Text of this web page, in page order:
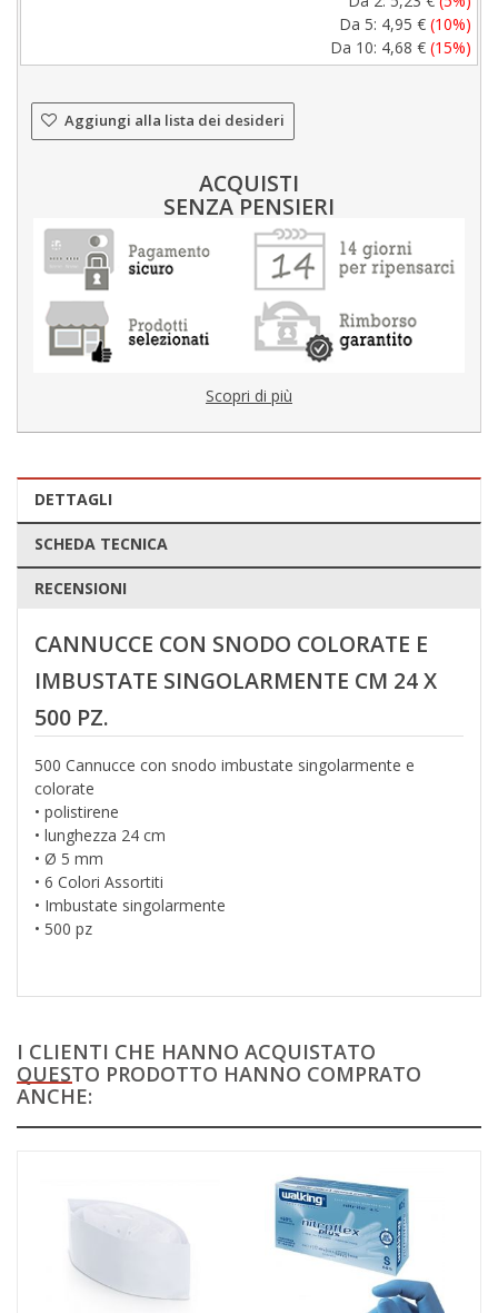
Da 5: 4,95 € (10%)
Da 10: 4,68 € (15%)
Aggiungi alla lista dei desideri
ACQUISTI
SENZA PENSIERI
Scopri di più
DETTAGLI
SCHEDA TECNICA
RECENSIONI
CANNUCCE CON SNODO COLORATE E
IMBUSTATE SINGOLARMENTE CM 24 X
500 PZ.
500 Cannucce con snodo imbustate singolarmente e
colorate
• polistirene
• lunghezza 24 cm
• Ø 5 mm
• 6 Colori Assortiti
• Imbustate singolarmente
• 500 pz
I CLIENTI CHE HANNO ACQUISTATO
QUESTO PRODOTTO HANNO COMPRATO
ANCHE: